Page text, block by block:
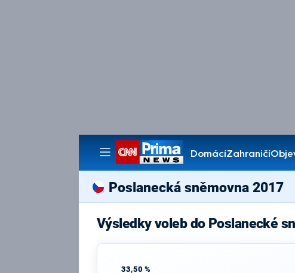
DomácíZahraničí
Pořady
Poslanecká sněmovna 2017
Výsledky voleb do Poslanecké
33,50 %